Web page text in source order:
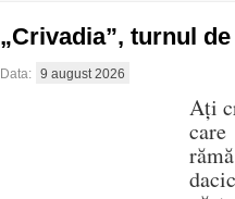
„Crivadia”, turnul
Data: 9 august 2026
Aţi